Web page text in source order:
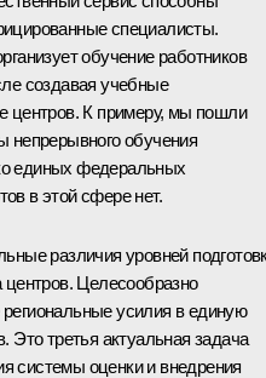
специалисты.
обучение работников
создавая учебные
центров. К примеру, мы пошли
непрерывного обучения
единых федеральных
в этой сфере нет.
различия уровней
центров. Целесообразно
усилия в единую
Это третья актуальная задача
системы оценки и внедрения